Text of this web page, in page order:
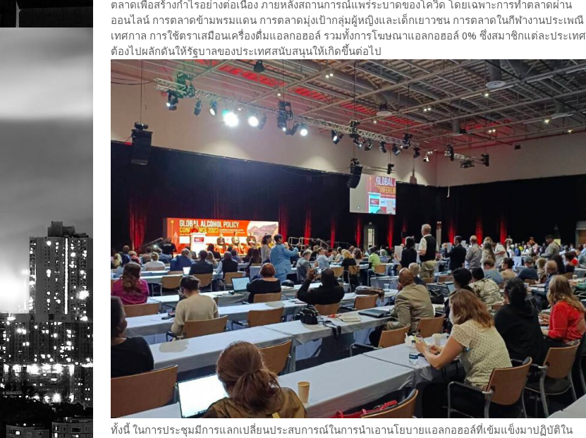
ตลาดเพื่อสร้างกำไรอย่างต่อเนื่อง ภายหลังสถานการณ์แพร่ระบาดของโควิด โดยเฉพาะการทำตลาดผ่าน
ออนไลน์ การตลาดข้ามพรมแดน การตลาดมุ่งเป้ากลุ่มผู้หญิงและเด็กเยาวชน การตลาดในกีฬางานประเพณี
เทศกาล การใช้ตราเสมือนเครื่องดื่มแอลกอฮอล์ รวมทั้งการโฆษณาแอลกอฮอล์ 0% ซึ่งสมาชิกแต่ละประเทศ
ต้องไปผลักดันให้รัฐบาลของประเทศสนับสนุนให้เกิดขึ้นต่อไป
ทั้งนี้ ในการประชุมมีการแลกเปลี่ยนประสบการณ์ในการนำเอานโยบายแอลกอฮอล์ที่เข้มแข็งมาปฏิบัติใน